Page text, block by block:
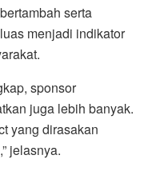
serta
menjadi indikator
sponsor
juga lebih banyak.
yang dirasakan
jelasnya.